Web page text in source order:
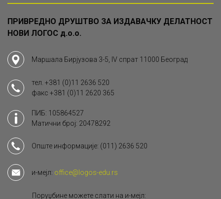
ПРИВРЕДНО ДРУШТВО ЗА ИЗДАВАЧКУ ДЕЛАТНОСТ
НОВИ ЛОГОС д.о.о.
Маршала Бирјузова 3-5, IV спрат 11000 Београд
тел. +381 (0)11 2636 520
факс +381 (0)11 2620 365
ПИБ: 105864527
Матични број: 20478292
Опште информације: (011) 2636 520
и-мејл: office@logos-edu.rs
Поруџбине можете слати на и-мејл: